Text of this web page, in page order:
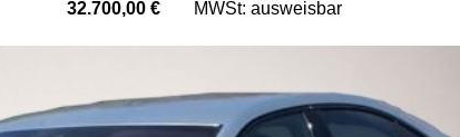
32.700,00 € MWSt: ausweisbar